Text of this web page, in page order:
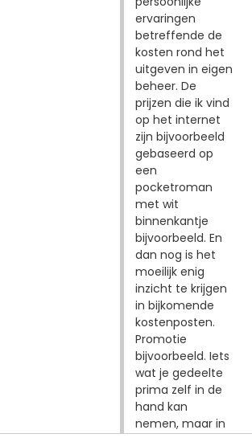
ervaringen
betreffende de
kosten rond het
uitgeven in eigen
beheer. De
prijzen die ik vind
op het internet
zijn bijvoorbeeld
gebaseerd op
een
pocketroman
met wit
binnenkantje
bijvoorbeeld. En
dan nog is het
moeilijk enig
inzicht te krijgen
in bijkomende
kostenposten.
Promotie
bijvoorbeeld. Iets
wat je gedeelte
prima zelf in de
hand kan
nemen, maar in